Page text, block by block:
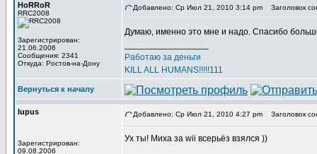
HoRRoR
RRC2008
Зарегистрирован:
21.06.2006
Сообщения: 2341
Откуда: Ростов-на-Дону
Добавлено: Ср Июл 21, 2010 3:14 pm Заголовок
Думаю, именно это мне и надо. Спасибо
Работаю за деньги
KILL ALL HUMANS!!!!!111
Вернуться к началу
lupus
Зарегистрирован:
09.08.2006
Добавлено: Ср Июл 21, 2010 4:27 pm Заголовок
Ух ты! Миха за wii всерьёз взялся ))